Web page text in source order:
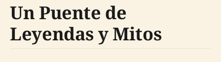
Un Puente de
Leyendas y Mitos